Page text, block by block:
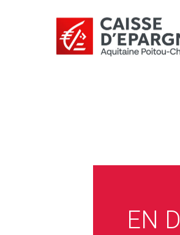
EN